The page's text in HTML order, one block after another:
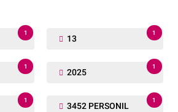
1
13
1
1
2025
1
1
3452 PERSONIL
1